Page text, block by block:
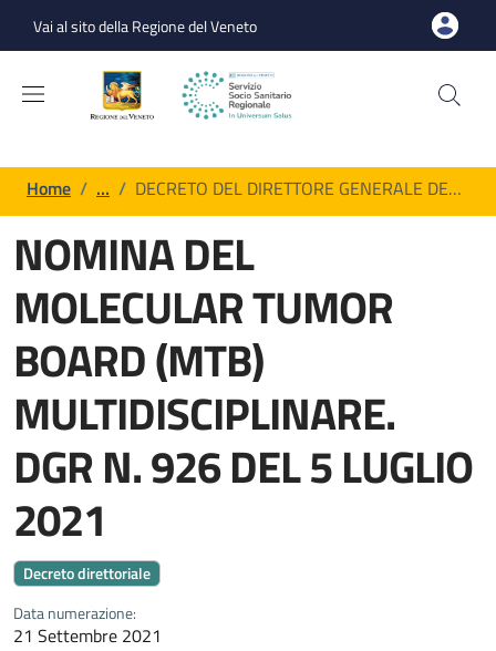
Vai al sito della Regione del Veneto
Briciole di pane
Home / … / DECRETO DEL DIRETTORE GENERALE DE…
NOMINA DEL
MOLECULAR TUMOR
BOARD (MTB)
MULTIDISCIPLINARE.
DGR N. 926 DEL 5 LUGLIO
2021
Decreto direttoriale
Data numerazione:
21 Settembre 2021